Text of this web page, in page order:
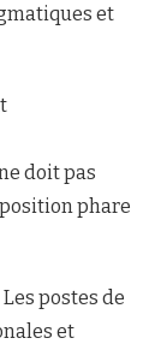
et
doit pas
phare
postes de
et